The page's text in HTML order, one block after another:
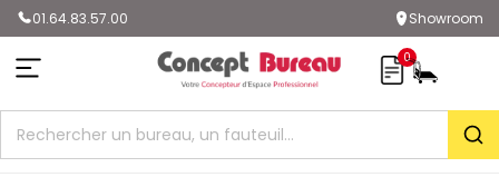
01.64.83.57.00 Showroom
0